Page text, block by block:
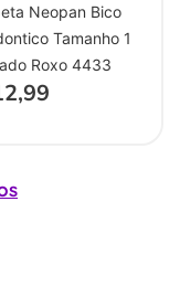
Neopan Bico
Tamanho 1
Roxo 4433